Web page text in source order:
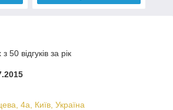
50 відгуків за рік
4а, Київ, Україна